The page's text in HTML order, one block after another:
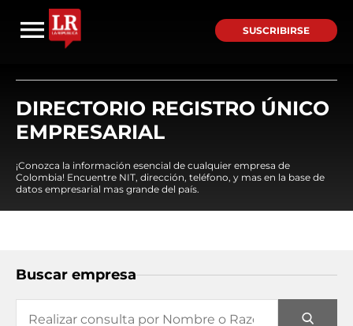
SUSCRIBIRSE
DIRECTORIO REGISTRO ÚNICO
EMPRESARIAL
¡Conozca la información esencial de cualquier empresa de
Colombia! Encuentre NIT, dirección, teléfono, y mas en la base de
datos empresarial mas grande del país.
Buscar empresa